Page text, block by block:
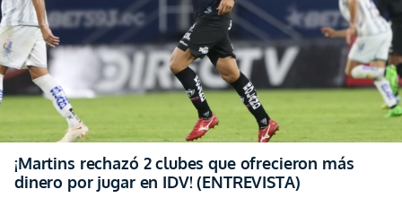
¡Martins rechazó 2 clubes que ofrecieron más
dinero por jugar en IDV! (ENTREVISTA)